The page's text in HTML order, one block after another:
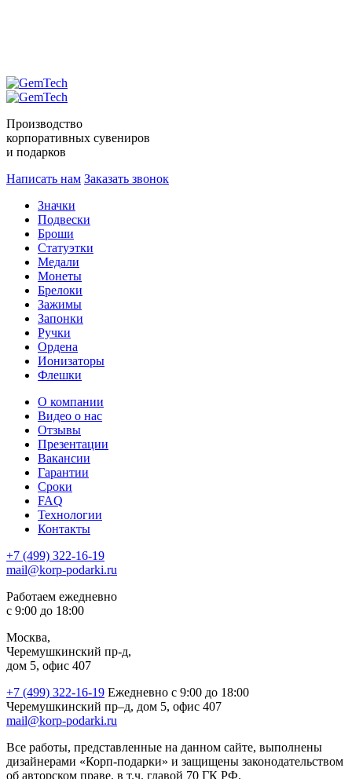
Производство
корпоративных сувениров
и подарков
Написать нам Заказать звонок
Значки
Подвески
Броши
Статуэтки
Медали
Монеты
Брелоки
Зажимы
Запонки
Ручки
Ордена
Ионизаторы
Флешки
О компании
Видео о нас
Отзывы
Презентации
Вакансии
Гарантии
Сроки
FAQ
Технологии
Контакты
+7 (499) 322-16-19
mail@korp-podarki.ru
Работаем ежедневно
с 9:00 до 18:00
Москва,
Черемушкинский пр-д,
дом 5, офис 407
+7 (499) 322-16-19 Ежедневно с 9:00 до 18:00
Черемушкинский пр–д, дом 5, офис 407
mail@korp-podarki.ru
Все работы, представленные на данном сайте, выполнены
дизайнерами «Корп-подарки» и защищены законодательством
об авторском праве, в т.ч. главой 70 ГК РФ.